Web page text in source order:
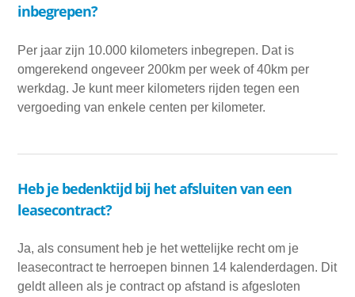
inbegrepen?
Per jaar zijn 10.000 kilometers inbegrepen. Dat is
omgerekend ongeveer 200km per week of 40km per
werkdag. Je kunt meer kilometers rijden tegen een
vergoeding van enkele centen per kilometer.
Heb je bedenktijd bij het afsluiten van een
leasecontract?
Ja, als consument heb je het wettelijke recht om je
leasecontract te herroepen binnen 14 kalenderdagen. Dit
geldt alleen als je contract op afstand is afgesloten